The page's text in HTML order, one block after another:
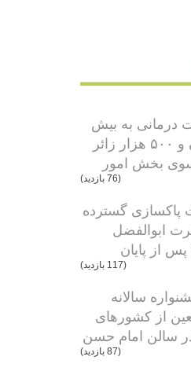
درمانی به بیش
از ۳ میلیون و ۵۰۰ هزار زائر
بخش امور
(76 بازدید)
پاکسازی گسترده
ابوالفضل
از پایان
(117 بازدید)
سالانه
از کشورهای
سالن امام حسن
(87 بازدید)